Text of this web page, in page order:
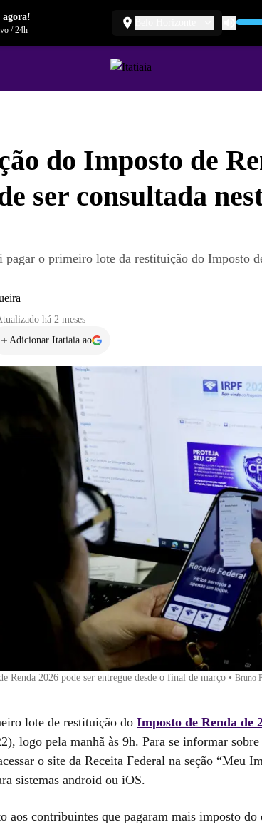
do Imposto de
ser consultada
pagar o primeiro lote da restituição do Imposto
há 2 meses
Adicionar Itatiaia ao
Renda 2026 pode ser entregue desde o final de março • Bruno
lote de restituição do Imposto de Renda de
logo pela manhã às 9h. Para se informar
o site da Receita Federal na seção “Meu
sistemas android ou iOS.
aos contribuintes que pagaram mais imposto do
agora!
/24h